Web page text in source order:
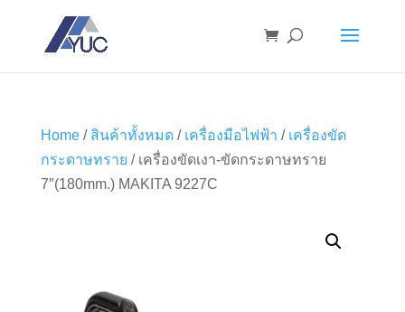
Home/ สินค้าทั้งหมด/ เครื่องมือไฟฟ้า / เครื่องขัด
กระดาษทราย / เครื่องขัดเงา-ขัดกระดาษทราย
7″(180mm.) MAKITA 9227C